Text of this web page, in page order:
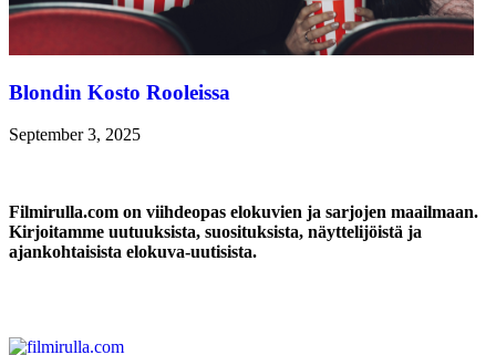
Blondin Kosto Rooleissa
September 3, 2025
Filmirulla.com on viihdeopas elokuvien ja sarjojen maailmaan.
Kirjoitamme uutuuksista, suosituksista, näyttelijöistä ja
ajankohtaisista elokuva-uutisista.